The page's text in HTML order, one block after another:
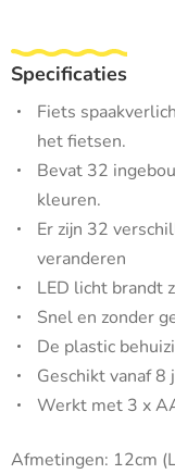
Specificaties
Fiets
het fietsen.
Bevat 32
kleuren.
Er zijn 32
veranderen
LED licht brandt
Snel en zonder
De plastic
Geschikt vanaf 8
Werkt met 3 x
Afmetingen: 12cm